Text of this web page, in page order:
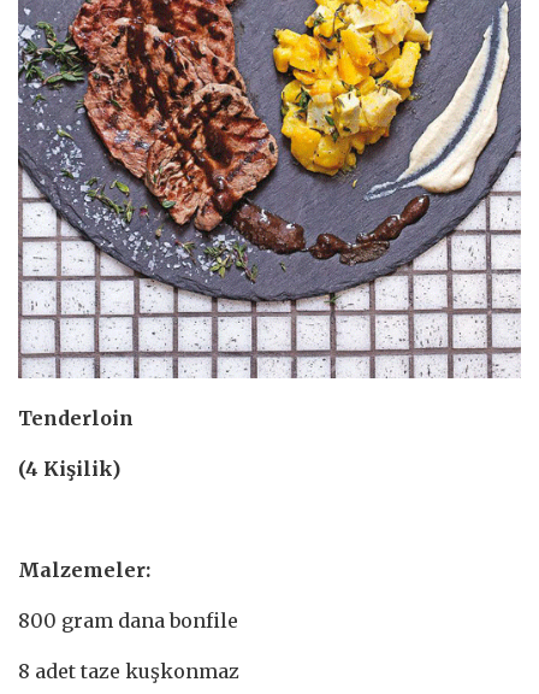
Tenderloin
(4 Kişilik)
Malzemeler:
800 gram dana bonfile
8 adet taze kuşkonmaz